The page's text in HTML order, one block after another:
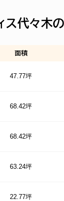
ス代々木
面積
47.77坪
68.42坪
68.42坪
63.24坪
22.77坪